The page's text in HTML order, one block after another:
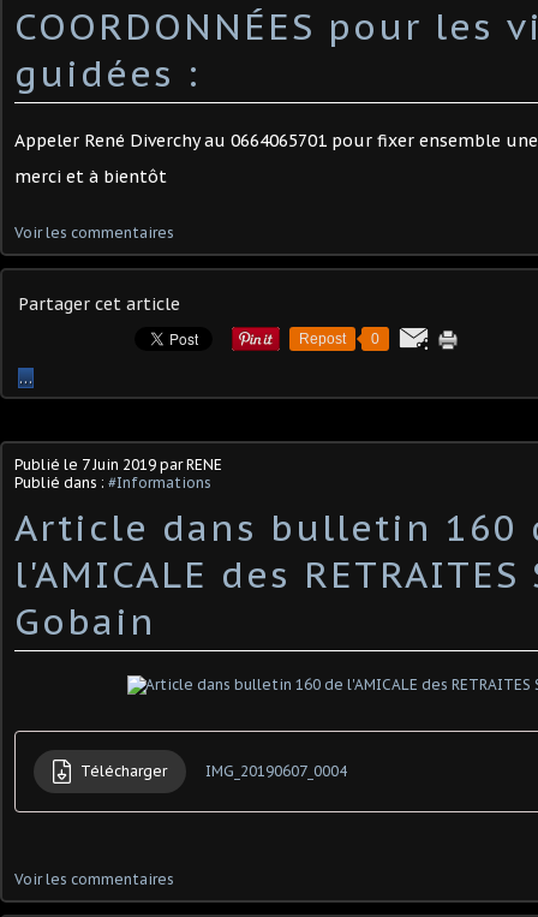
COORDONNÉES pour les
guidées :
Appeler René Diverchy au 0664065701 pour fixer ensemble
merci et à bientôt
Voir les commentaires
Partager cet article
Repost 0
…
Publié le 7 Juin 2019 par RENE
Publié dans : #Informations
Article dans bulletin 160
l'AMICALE des
Gobain
Télécharger IMG_20190607_0004
Voir les commentaires